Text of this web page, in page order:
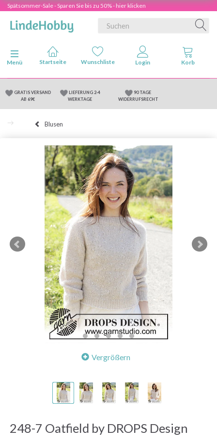
Spätsommer-Sale - Sparen Sie bis zu 50% - hier klicken
Anzeige ändern
Menü
GRATIS VERSAND
AB 69€
LIEFERUNG 2-4
WERKTAGE
90 TAGE
WIDERRUFSRECHT
Blusen
Vergrößern
248-7 Oatfield by DROPS Design